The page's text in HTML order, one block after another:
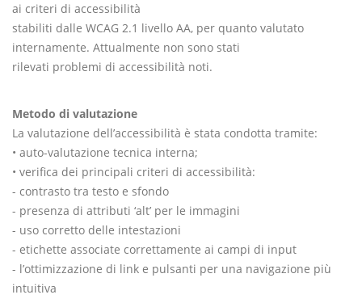
ai criteri di accessibilità
stabiliti dalle WCAG 2.1 livello AA, per quanto valutato
internamente. Attualmente non sono stati
rilevati problemi di accessibilità noti.
Metodo di valutazione
La valutazione dell’accessibilità è stata condotta tramite:
• auto-valutazione tecnica interna;
• verifica dei principali criteri di accessibilità:
- contrasto tra testo e sfondo
- presenza di attributi ‘alt’ per le immagini
- uso corretto delle intestazioni
- etichette associate correttamente ai campi di input
- l’ottimizzazione di link e pulsanti per una navigazione più
intuitiva